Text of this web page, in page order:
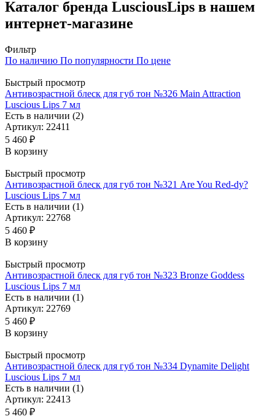
Каталог бренда LusciousLips в нашем
интернет-магазине
Фильтр
По наличию По популярности По цене
Быстрый просмотр
Антивозрастной блеск для губ тон №326 Main Attraction
Luscious Lips 7 мл
Есть в наличии (2)
Артикул: 22411
5 460 ₽
В корзину
Быстрый просмотр
Антивозрастной блеск для губ тон №321 Are You Red-dy?
Luscious Lips 7 мл
Есть в наличии (1)
Артикул: 22768
5 460 ₽
В корзину
Быстрый просмотр
Антивозрастной блеск для губ тон №323 Bronze Goddess
Luscious Lips 7 мл
Есть в наличии (1)
Артикул: 22769
5 460 ₽
В корзину
Быстрый просмотр
Антивозрастной блеск для губ тон №334 Dynamite Delight
Luscious Lips 7 мл
Есть в наличии (1)
Артикул: 22413
5 460 ₽